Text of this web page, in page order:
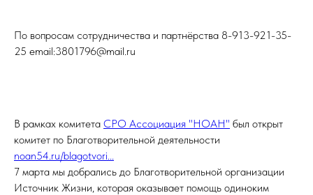
По вопросам сотрудничества и партнёрства 8-913-921-35-
25 email:3801796@mail.ru
В рамках комитета СРО Ассоциация "НОАН" был открыт
комитет по Благотворительной деятельности
noan54.ru/blagotvori...
7 марта мы добрались до Благотворительной организации
Источник Жизни, которая оказывает помощь одиноким